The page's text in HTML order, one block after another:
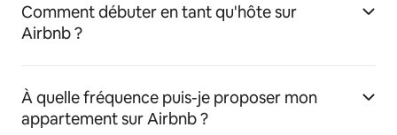
Comment débuter en tant qu'hôte sur
Airbnb ?
À quelle fréquence puis-je proposer mon
appartement sur Airbnb ?